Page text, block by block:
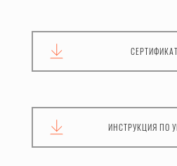
ИНСТРУКЦИЯ ПО